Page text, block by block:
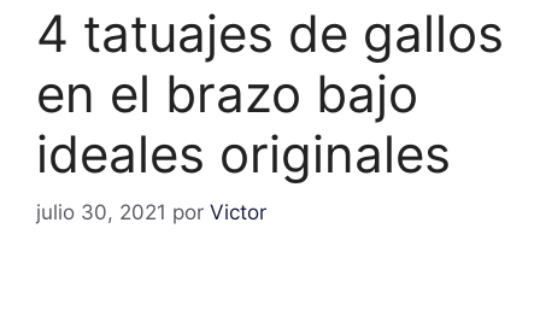
4 tatuajes de gallos
en el brazo bajo
ideales originales
julio 30, 2021 por Victor